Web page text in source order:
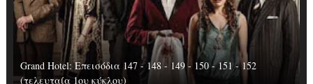
Grand Hotel: Επεισόδια 147 - 148 - 149 - 150 - 151 - 152
(τελευταία 1ου κύκλου)